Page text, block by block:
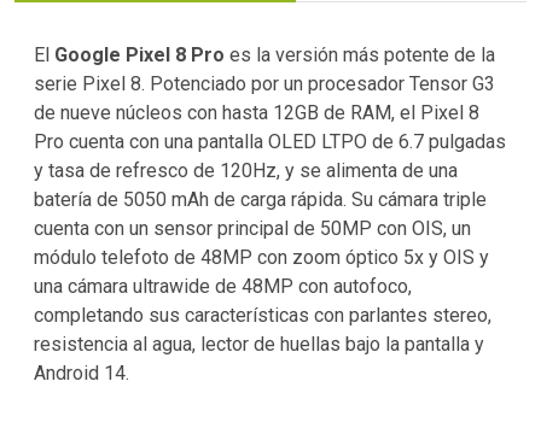
El Google Pixel 8 Pro es la versión más potente de la
serie Pixel 8. Potenciado por un procesador Tensor G3
de nueve núcleos con hasta 12GB de RAM, el Pixel 8
Pro cuenta con una pantalla OLED LTPO de 6.7 pulgadas
y tasa de refresco de 120Hz, y se alimenta de una
batería de 5050 mAh de carga rápida. Su cámara triple
cuenta con un sensor principal de 50MP con OIS, un
módulo telefoto de 48MP con zoom óptico 5x y OIS y
una cámara ultrawide de 48MP con autofoco,
completando sus características con parlantes stereo,
resistencia al agua, lector de huellas bajo la pantalla y
Android 14.